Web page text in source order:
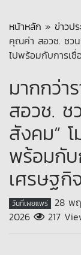
หน้าหลัก » ข่าวป
คุณค่า สอวช. ชวน
ไปพร้อมกับการเ
มากกว่า
สอวช. ช
สังคม” โ
พร้อมกับ
เศรษฐกิ
วันที่เผยแพร่ 28 พ
2026
217